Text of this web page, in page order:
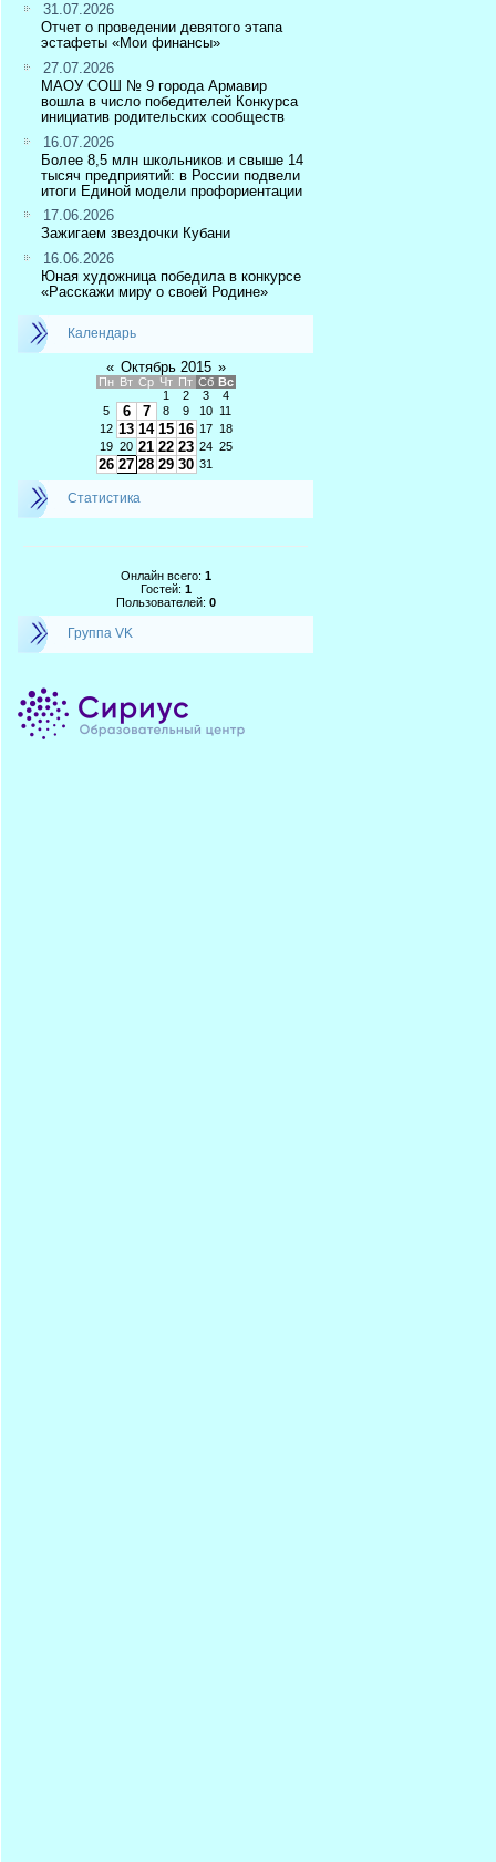
31.07.2026
Отчет о проведении девятого этапа
эстафеты «Мои финансы»
27.07.2026
МАОУ СОШ № 9 города Армавир
вошла в число победителей Конкурса
инициатив родительских сообществ
16.07.2026
Более 8,5 млн школьников и свыше 14
тысяч предприятий: в России подвели
итоги Единой модели профориентации
17.06.2026
Зажигаем звездочки Кубани
16.06.2026
Юная художница победила в конкурсе
«Расскажи миру о своей Родине»
Календарь
« Октябрь 2015 »
Пн Вт Ср Чт Пт Сб Вс
1
2 3
4
5
6 7 8 9 10
11
12 13 14 15 16 17 18
19 20 21 22 23 24 25
26 27 28 29 30 31
Статистика
Онлайн всего: 1
Гостей: 1
Пользователей: 0
Группа VK